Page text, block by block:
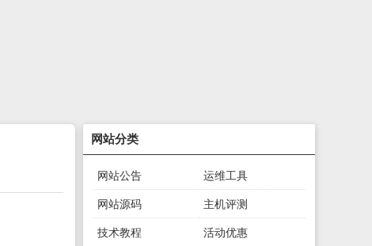
网站分类
网站公告 运维工具
网站源码 主机评测
技术教程 活动优惠